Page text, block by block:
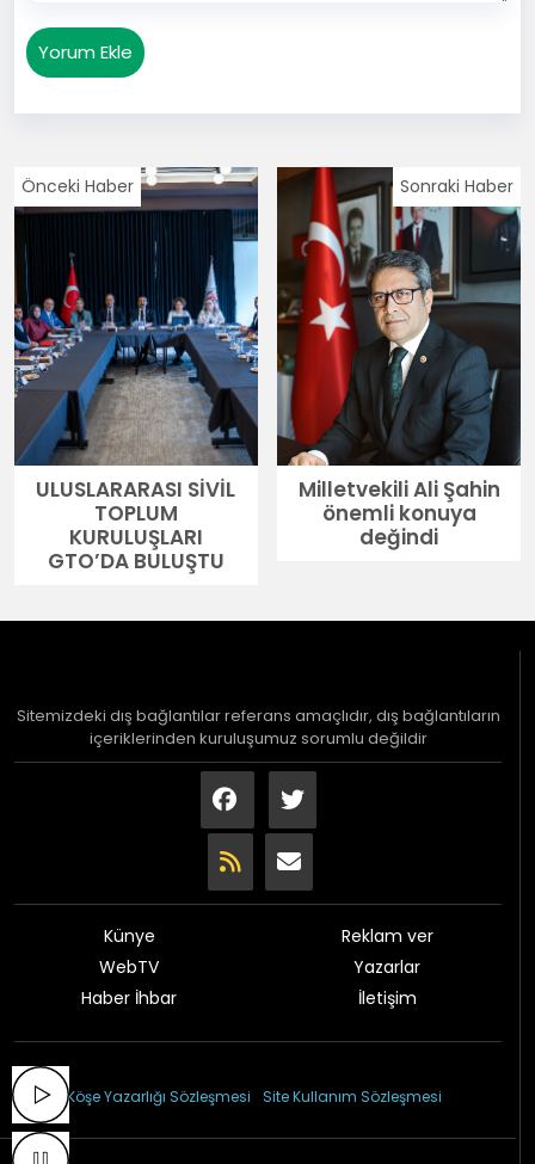
Yorum Ekle
Önceki Haber
ULUSLARARASI SİVİL
TOPLUM
KURULUŞLARI
GTO’DA BULUŞTU
Sonraki Haber
Milletvekili Ali Şahin
önemli konuya
değindi
Sitemizdeki dış bağlantılar referans amaçlıdır, dış bağlantıların
içeriklerinden kuruluşumuz sorumlu değildir
Künye
WebTV
Haber İhbar
Reklam ver
Yazarlar
İletişim
Köşe Yazarlığı Sözleşmesi
Site Kullanım Sözleşmesi